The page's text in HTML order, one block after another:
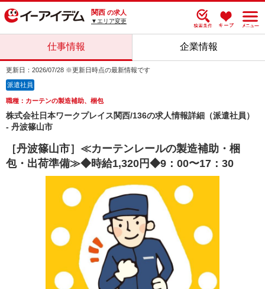
関西 の求人
▼エリア変更
仕事情報 企業情報
更新日：2026/07/28 ※更新日時点の最新情報です
派遣社員
職種：カーテンの製造補助、梱包
株式会社日本ワークプレイス関西/136の求人情報詳細（派遣社員）
- 丹波篠山市
［丹波篠山市］≪カーテンレールの製造補助・梱
包・出荷準備≫◆時給1,320円◆9：00〜17：30